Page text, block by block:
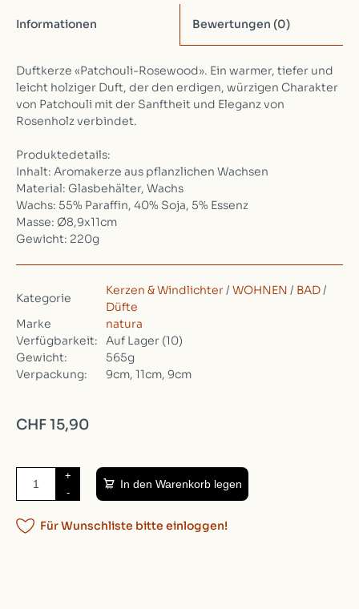
Informationen Bewertungen (0)
Duftkerze «Patchouli-Rosewood». Ein warmer, tiefer und
leicht holziger Duft, der den erdigen, würzigen Charakter
von Patchouli mit der Sanftheit und Eleganz von
Rosenholz verbindet.
Produktedetails:
Inhalt: Aromakerze aus pflanzlichen Wachsen
Material: Glasbehälter, Wachs
Wachs: 55% Paraffin, 40% Soja, 5% Essenz
Masse: Ø8,9x11cm
Gewicht: 220g
Kategorie
Kerzen & Windlichter/ WOHNEN / BAD/
Düfte
Marke
natura
Verfügbarkeit:
Auf Lager (10)
Gewicht:
565g
Verpackung:
9cm, 11cm, 9cm
CHF 15,90
+
-
In den Warenkorb legen
Für Wunschliste bitte einloggen!